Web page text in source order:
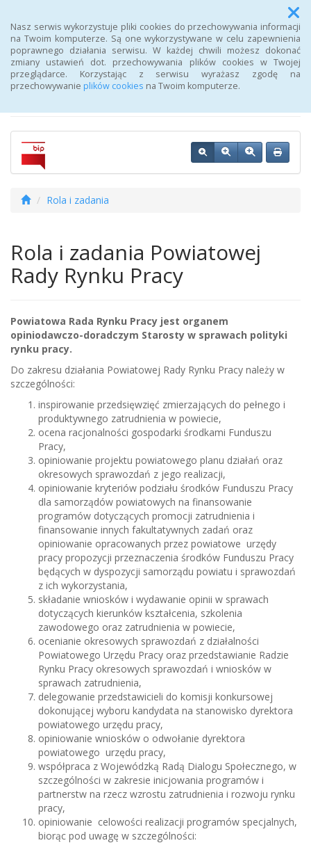
Nasz serwis wykorzystuje pliki cookies do przechowywania informacji
na Twoim komputerze. Są one wykorzystywane w celu zapewnienia
poprawnego działania serwisu. W każdej chwili możesz dokonać
zmiany ustawień dot. przechowywania plików cookies w Twojej
przeglądarce. Korzystając z serwisu wyrażasz zgodę na
przechowywanie plików cookies na Twoim komputerze.
Menu
Biuletyn Informacji
Publicznej Urzędu Pracy
Rola i zadania
Rola i zadania Powiatowej
Rady Rynku Pracy
Powiatowa Rada Rynku Pracy jest organem
opiniodawczo-doradczym Starosty w sprawach polityki
rynku pracy.
Do zakresu działania Powiatowej Rady Rynku Pracy należy w
szczególności:
inspirowanie przedsięwzięć zmierzających do pełnego i
produktywnego zatrudnienia w powiecie,
ocena racjonalności gospodarki środkami Funduszu
Pracy,
opiniowanie projektu powiatowego planu działań oraz
okresowych sprawozdań z jego realizacji,
opiniowanie kryteriów podziału środków Funduszu Pracy
dla samorządów powiatowych na finansowanie
programów dotyczących promocji zatrudnienia i
finansowanie innych fakultatywnych zadań oraz
opiniowanie opracowanych przez powiatowe urzędy
pracy propozycji przeznaczenia środków Funduszu Pracy
będących w dyspozycji samorządu powiatu i sprawozdań
z ich wykorzystania,
składanie wniosków i wydawanie opinii w sprawach
dotyczących kierunków kształcenia, szkolenia
zawodowego oraz zatrudnienia w powiecie,
ocenianie okresowych sprawozdań z działalności
Powiatowego Urzędu Pracy oraz przedstawianie Radzie
Rynku Pracy okresowych sprawozdań i wniosków w
sprawach zatrudnienia,
delegowanie przedstawicieli do komisji konkursowej
dokonującej wyboru kandydata na stanowisko dyrektora
powiatowego urzędu pracy,
opiniowanie wniosków o odwołanie dyrektora
powiatowego urzędu pracy,
współpraca z Wojewódzką Radą Dialogu Społecznego, w
szczególności w zakresie inicjowania programów i
partnerstw na rzecz wzrostu zatrudnienia i rozwoju rynku
pracy,
opiniowanie celowości realizacji programów specjalnych,
biorąc pod uwagę w szczególności: